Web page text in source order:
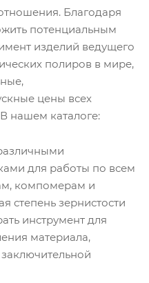
Благодаря
потенциальным
изделий ведущего
полиров в мире,
цены всех
нашем каталоге:
для работы по всем
компомерам и
степень зернистости
инструмент для
материала,